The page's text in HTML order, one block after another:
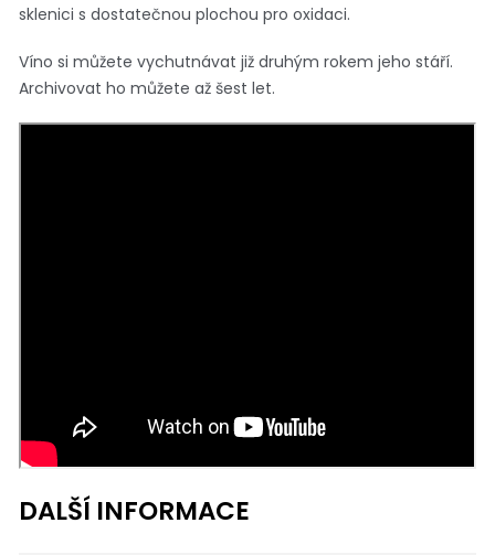
sklenici s dostatečnou plochou pro oxidaci.
Víno si můžete vychutnávat již druhým rokem jeho stáří.
Archivovat ho můžete až šest let.
DALŠÍ INFORMACE